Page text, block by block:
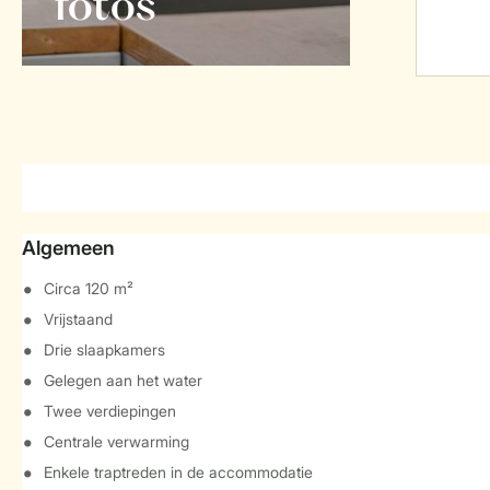
foto's
Algemeen
Circa 120 m²
Vrijstaand
Drie slaapkamers
Gelegen aan het water
Twee verdiepingen
Centrale verwarming
Enkele traptreden in de accommodatie